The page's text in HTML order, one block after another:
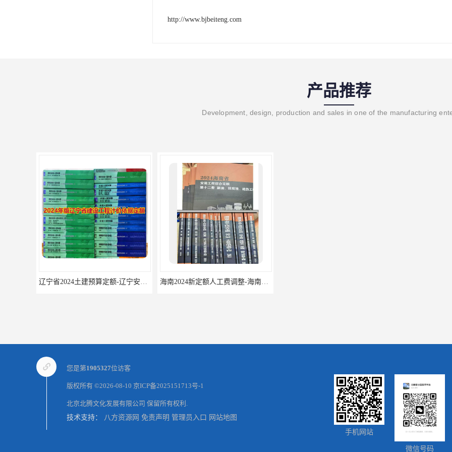
http://www.bjbeiteng.com
产品推荐
Development, design, production and sales in one of the manufacturing
辽宁省2024土建预算定额-辽宁安装预算定额-辽宁通风空调安装定额 海南2024新定额人工费调整-海南2024版安装定额-海南2024房屋建筑定额-海南定额
您是第1905327位访客
版权所有 ©2026-08-10 京ICP备2025151713号-1
北京北腾文化发展有限公司 保留所有权利.
技术支持： 八方资源网 免责声明 管理员入口 网站地图
手机网站
微信号码